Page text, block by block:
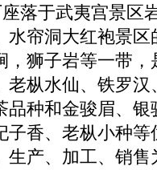
落于武夷宫景区
水帘洞大红袍景区
， 狮子岩等一带，
老枞水仙、 铁罗汉
品种和金骏眉、 银
子香、 老枞小种等
生产、加工、销